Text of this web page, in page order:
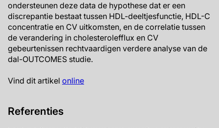
ondersteunen deze data de hypothese dat er een
discrepantie bestaat tussen HDL-deeltjesfunctie, HDL-C
concentratie en CV uitkomsten, en de correlatie tussen
de verandering in cholesterolefflux en CV
gebeurtenissen rechtvaardigen verdere analyse van de
dal-OUTCOMES studie.
Vind dit artikel online
Referenties